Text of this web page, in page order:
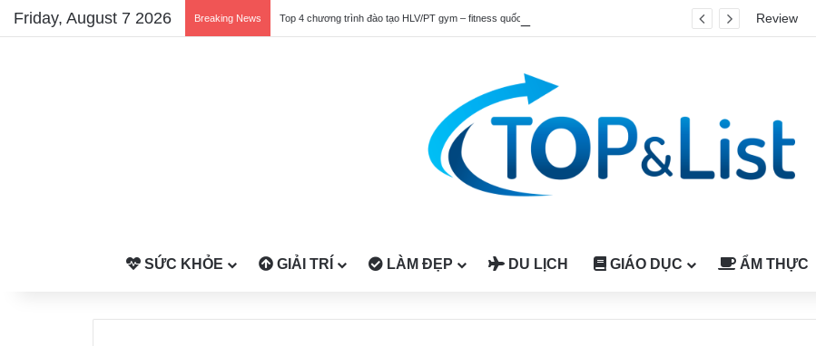
Friday, August 7 2026 Breaking News Top 4 chương trình đào tạo HLV/PT gym – fitness quốc tế được công nhận tại Việt Nam Review
SỨC KHỎE GIẢI TRÍ LÀM ĐẸP DU LỊCH GIÁO DỤC ẨM THỰC